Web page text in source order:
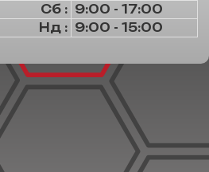
Сб : 9:00 - 17:00
Нд : 9:00 - 15:00